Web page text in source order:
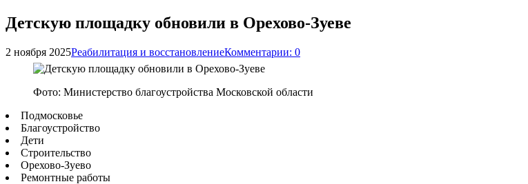
Детскую площадку обновили в Орехово-Зуеве
2 ноября 2025Реабилитация и восстановлениеКомментарии: 0
Фото: Министерство благоустройства Московской области
Подмосковье
Благоустройство
Дети
Строительство
Орехово-Зуево
Ремонтные работы